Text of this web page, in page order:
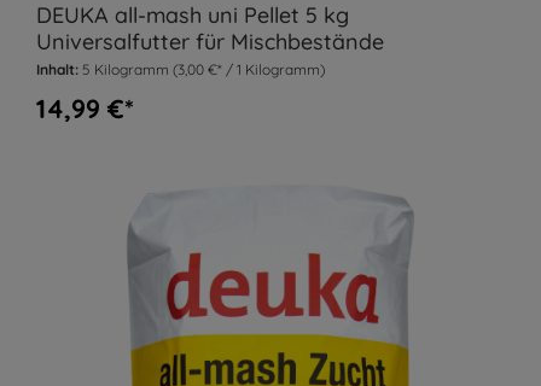
DEUKA all-mash uni Pellet 5 kg
Universalfutter für Mischbestände
Inhalt: 5 Kilogramm (3,00 €* / 1 Kilogramm)
14,99 €*